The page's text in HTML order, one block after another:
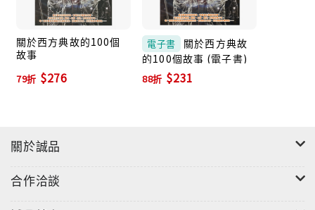
關於西方典故的100個
故事
79折 $276
電子書
關於西方典故
的100個故事 (電子書)
88折 $231
關於誠品
合作洽談